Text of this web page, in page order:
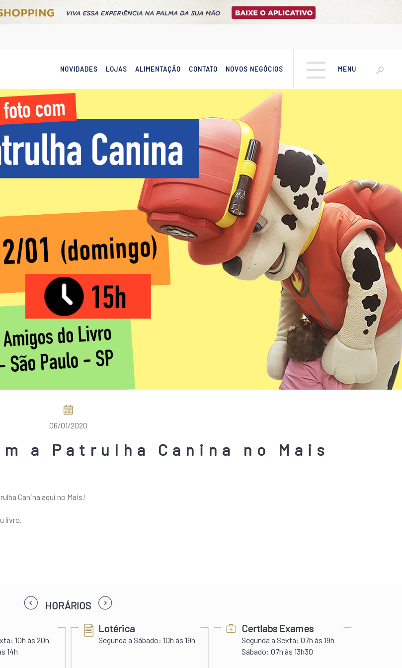
NOVIDADES LOJAS ALIMENTAÇÃO CONTATO NOVOS NEGÓCIOS MENU
06/01/2020
a Patrulha Canina no Mais
Canina aqui no Mais!
livro.
HORÁRIOS
10h às 20h
14h
Lotérica
Segunda a Sábado: 10h às 19h
Certlabs Exames
Segunda a Sexta: 07h às 19h
Sábado: 07h às 13h30
prev